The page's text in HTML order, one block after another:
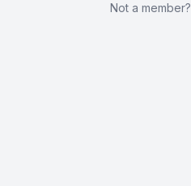
Not a member?